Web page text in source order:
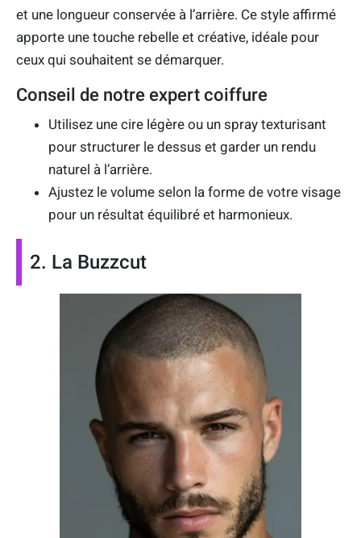
et une longueur conservée à l’arrière. Ce style affirmé
apporte une touche rebelle et créative, idéale pour
ceux qui souhaitent se démarquer.
Conseil de notre expert coiffure
Utilisez une cire légère ou un spray texturisant
pour structurer le dessus et garder un rendu
naturel à l’arrière.
Ajustez le volume selon la forme de votre visage
pour un résultat équilibré et harmonieux.
2. La Buzzcut